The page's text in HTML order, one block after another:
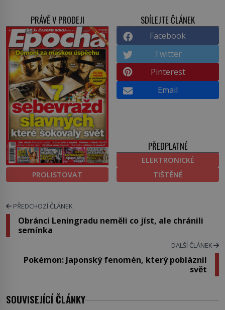
PRÁVĚ V PRODEJI
PROLISTOVAT
SDÍLEJTE ČLÁNEK
Facebook
Twitter
Pinterest
Email
PŘEDPLATNÉ
ELEKTRONICKÉ
TIŠTĚNÉ
PŘEDCHOZÍ ČLÁNEK
Obránci Leningradu neměli co jíst, ale chránili
semínka
DALŠÍ ČLÁNEK
Pokémon: Japonský fenomén, který pobláznil
svět
SOUVISEJÍCÍ ČLÁNKY